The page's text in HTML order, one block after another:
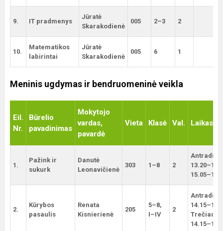
9. IT pradmenys
Jūratė
Skarakodienė
005 2–3 2
10.
Matematikos
labirintai
Jūratė
Skarakodienė
005 6 1
Meninis ugdymas ir bendruomeninė veikla
Eil.
Nr.
Būrelio
pavadinimas
Mokytojo
vardas,
pavardė
Vieta Klasė Val. Laikas
1.
Pažink ir
sukurk
Danutė
Leonavičienė
303 1–8 2
2.
Kūrybos
pasaulis
Renata
Kisnierienė
205
5–8,
I–IV
2